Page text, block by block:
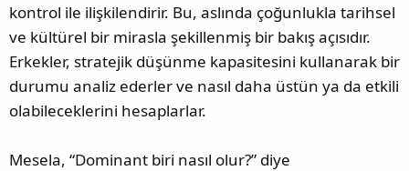
kontrol ile ilişkilendirir. Bu, aslında çoğunlukla tarihsel
ve kültürel bir mirasla şekillenmiş bir bakış açısıdır.
Erkekler, stratejik düşünme kapasitesini kullanarak bir
durumu analiz ederler ve nasıl daha üstün ya da etkili
olabileceklerini hesaplarlar.
Mesela, “Dominant biri nasıl olur?” diye